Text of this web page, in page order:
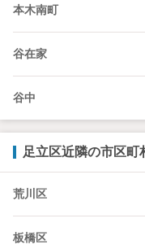
本木南町
谷在家
谷中
足立区近隣の市区
荒川区
板橋区